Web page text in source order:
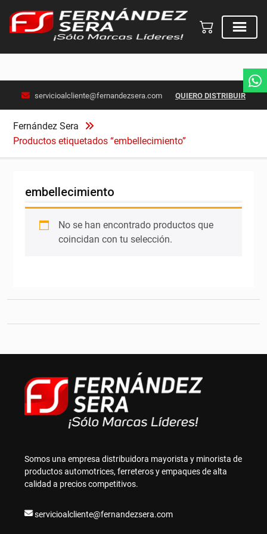
servicioalcliente@fernandezsera.com QUIERO DISTRIBUIR
Fernández Sera
Productos etiquetados “embellecimiento”
embellecimiento
No se han encontrado productos que
coincidan con tu selección.
Somos una empresa distribuidora mayorista y minorista de
productos automotrices, ferreteros y empaques de alta
calidad a precios competitivos.
servicioalcliente@fernandezsera.com